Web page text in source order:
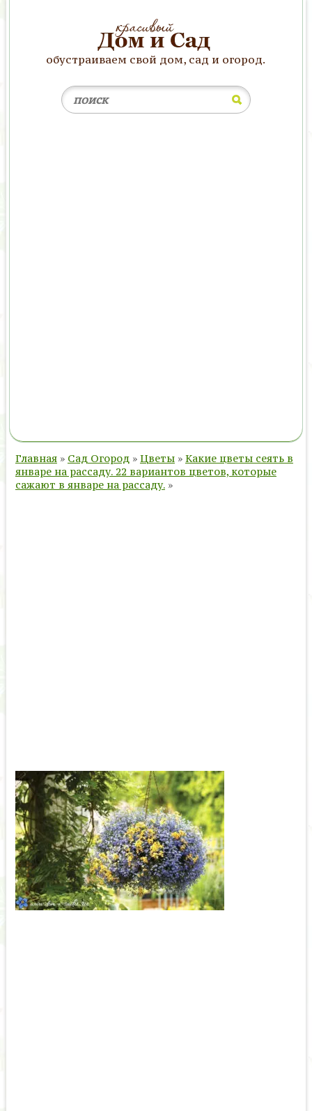
обустраиваем свой дом, сад и огород.
Главная » Сад Огород » Цветы » Какие цветы сеять в
январе на рассаду. 22 вариантов цветов, которые
сажают в январе на рассаду. »